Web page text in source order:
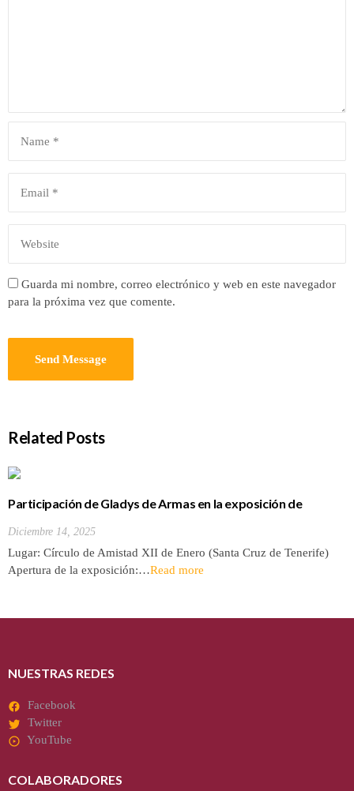
Guarda mi nombre, correo electrónico y web en este navegador
para la próxima vez que comente.
Related Posts
Participación de Gladys de Armas en la exposición de
Diciembre 14, 2025
Lugar: Círculo de Amistad XII de Enero (Santa Cruz de Tenerife)
Apertura de la exposición:…Read more
NUESTRAS REDES
Facebook
Twitter
YouTube
COLABORADORES